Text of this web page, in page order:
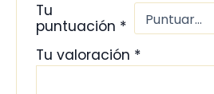
Tu
puntuación *
Tu valoración *